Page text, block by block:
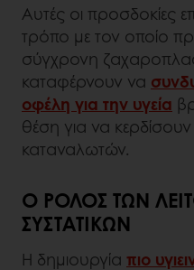
Αυτές οι προσδοκίες
τρόπο με τον οποίο
σύγχρονη
καταφέρνουν να
οφέλη για την υγεία
θέση για να
καταναλωτών.
Ο ΡΌΛΟΣ ΤΩΝ
ΣΥΣΤΑΤΙΚΏΝ
Η δημιουργία πιο